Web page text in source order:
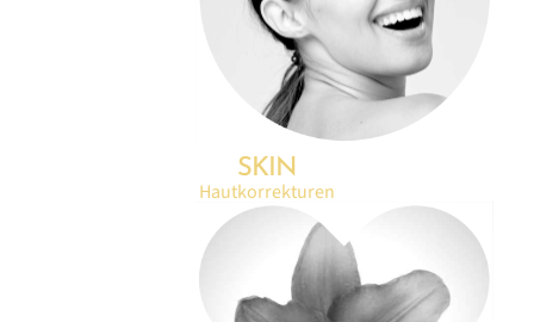
SKIN
Hautkorrekturen